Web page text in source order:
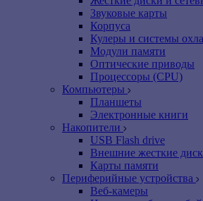
Звуковые карты
Корпуса
Кулеры и системы
Модули памяти
Оптические приводы
Процессоры (CPU)
Компьютеры
Планшеты
Электронные книги
Накопители
USB Flash drive
Внешние жесткие
Карты памяти
Периферийные устройства
Веб-камеры